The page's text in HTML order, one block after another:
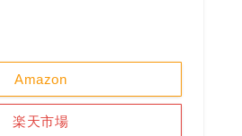
Amazon
楽天市場